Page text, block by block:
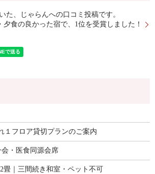
た、じゃらんへの口コミ投稿です。
夕食の良かった宿で、1位を受賞しました！
１フロア貸切プランのご案内
・医食同源会席
畳｜三間続き和室・ペット不可